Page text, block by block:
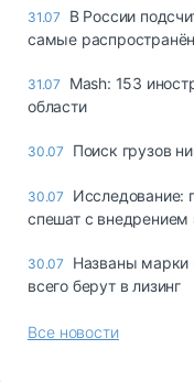
31.07
В России
самые
31.07
Mash: 153
области
30.07 Поиск грузов
30.07
Исследование:
спешат с
30.07
Названы марки
всего берут в лизинг
Все новости